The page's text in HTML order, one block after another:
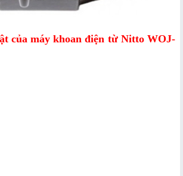
của máy khoan điện từ Nitto WOJ-